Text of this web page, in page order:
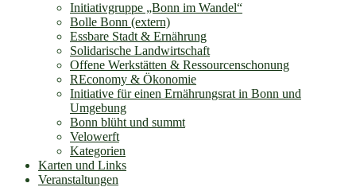
Initiativgruppe „Bonn im Wandel“
Bolle Bonn (extern)
Essbare Stadt & Ernährung
Solidarische Landwirtschaft
Offene Werkstätten & Ressourcenschonung
REconomy & Ökonomie
Initiative für einen Ernährungsrat in Bonn und
Umgebung
Bonn blüht und summt
Velowerft
Kategorien
Karten und Links
Veranstaltungen